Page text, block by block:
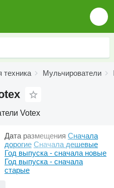
Мульчирователи
Votex
Дата размещения Сначала
дорогие Сначала дешевые
Год выпуска - сначала новые
Год выпуска - сначала
старые